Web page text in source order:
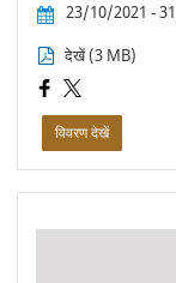
23/10/2021 -
देखें (3 MB)
विवरण देखें